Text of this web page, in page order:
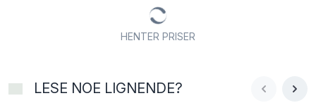
HENTER PRISER
LESE NOE LIGNENDE?